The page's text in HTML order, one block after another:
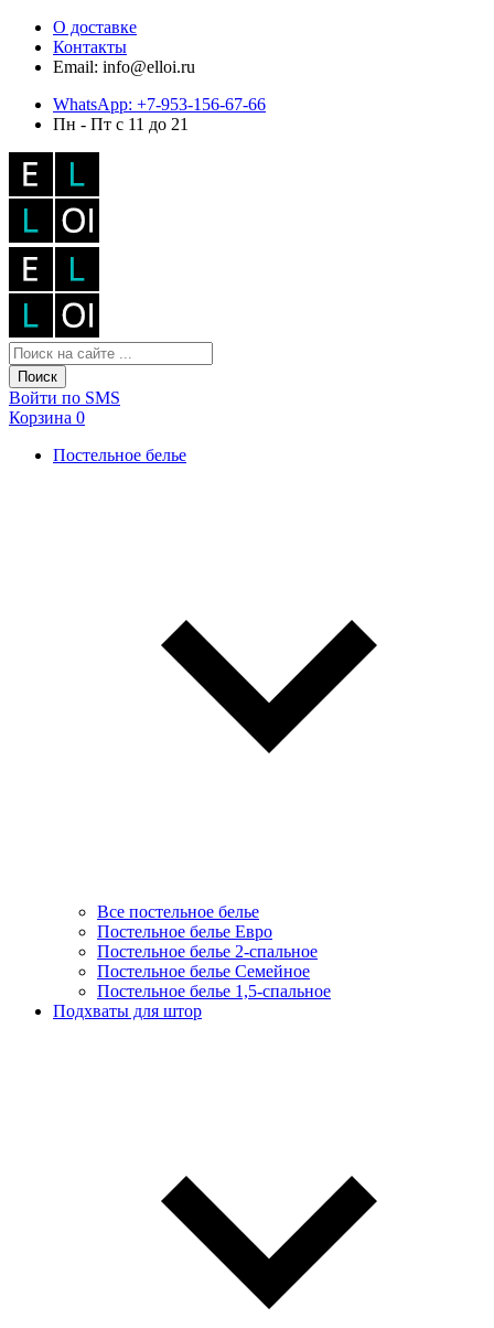
О доставке
Контакты
Email: info@elloi.ru
WhatsApp: +7-953-156-67-66
Пн - Пт с 11 до 21
Поиск
Войти по SMS
Корзина 0
Постельное белье
Все постельное белье
Постельное белье Евро
Постельное белье 2-спальное
Постельное белье Семейное
Постельное белье 1,5-спальное
Подхваты для штор